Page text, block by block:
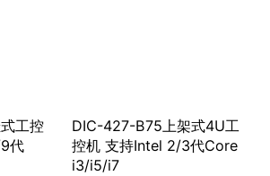
工控
代
DIC-427-B75上架式4U工
控机 支持Intel 2/3代Core
i3/i5/i7